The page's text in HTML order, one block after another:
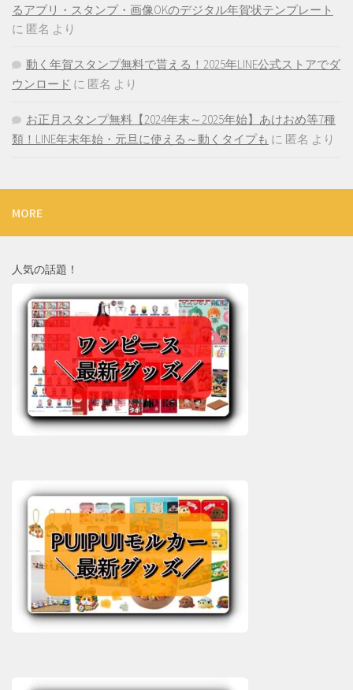
るアプリ・スタンプ・画像OKのデジタル年賀状テンプレート
に 匿名 より
動く年賀スタンプ無料で貰える！2025年LINE公式ストアでダ
ウンロード に 匿名 より
お正月スタンプ無料【2024年末～2025年始】あけおめ等7種
類！LINE年末年始・元旦に使える～動くタイプも に 匿名 より
MORE
人気の話題！